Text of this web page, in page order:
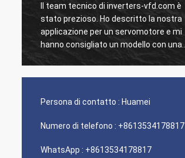
Il team tecnico di inverters-vfd.com è
stato prezioso. Ho descritto la nostra
applicazione per un servomotore e mi
hanno consigliato un modello con una
risposta dinamica superiore.
Persona di contatto : Huamei
Numero di telefono : +8613534178817
WhatsApp : +8613534178817